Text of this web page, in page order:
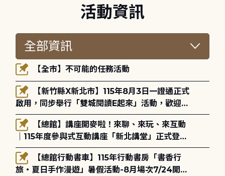
活動資訊
【全市】不可能的任務活動
啟用，同步舉行「雙城閱讀E起來」活動，歡迎踴
躍參加(115年8月3日至10月4日)。
｜115年度參與式互動講座「新北講堂」正式登
場！
旅・夏日手作漫遊」暑假活動-8月場次7/24開始